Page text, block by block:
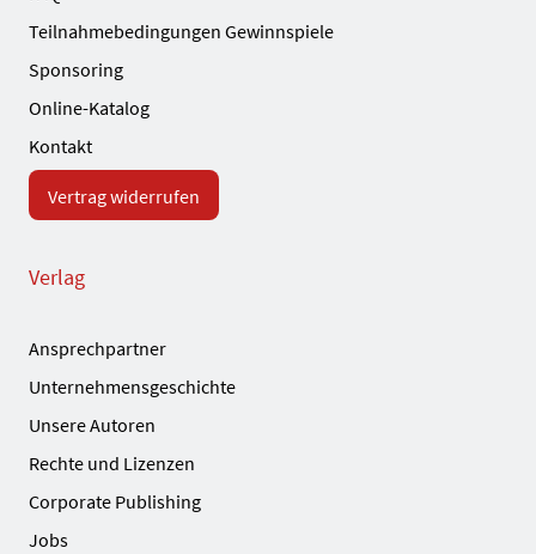
Teilnahmebedingungen Gewinnspiele
Sponsoring
Online-Katalog
Kontakt
Vertrag widerrufen
Verlag
Ansprechpartner
Unternehmensgeschichte
Unsere Autoren
Rechte und Lizenzen
Corporate Publishing
Jobs